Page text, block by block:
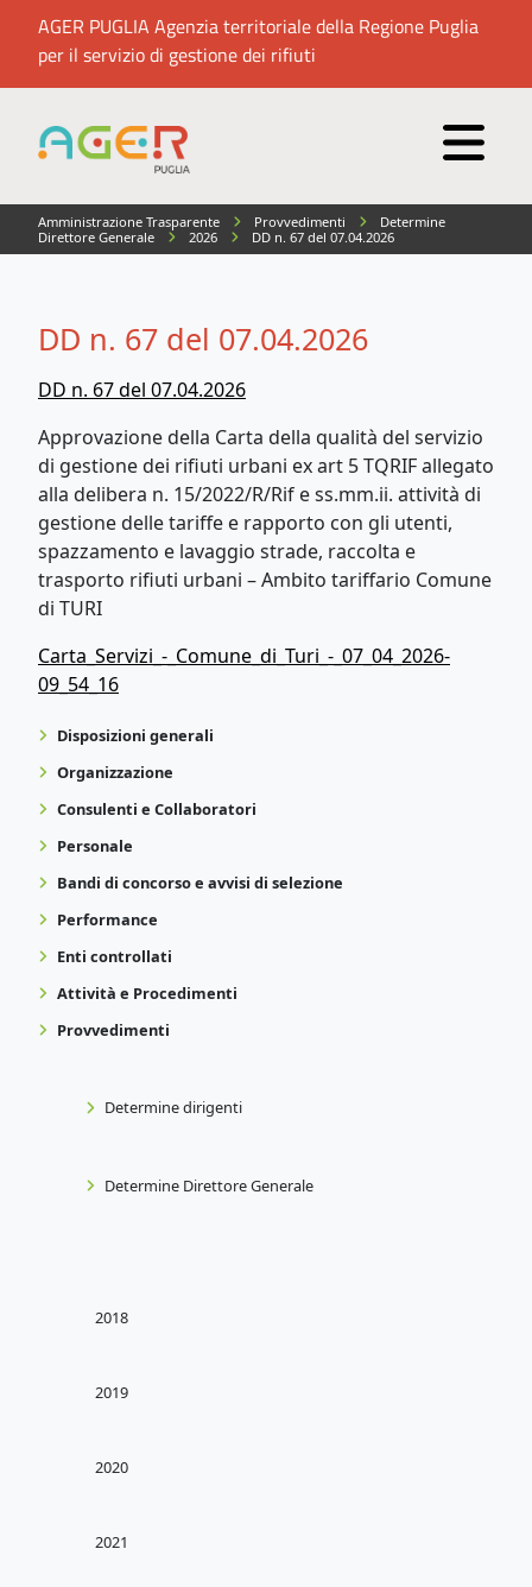
AGER PUGLIA Agenzia territoriale della Regione Puglia
per il servizio di gestione dei rifiuti
Amministrazione Trasparente Provvedimenti
Determine
Direttore Generale
2026 DD n. 67 del 07.04.2026
Disposizioni generali
Organizzazione
Consulenti e Collaboratori
Personale
Bandi di concorso e avvisi di selezione
Performance
Enti controllati
Attività e Procedimenti
Provvedimenti
Determine dirigenti
Determine Direttore Generale
2018
2019
2020
2021
DD n. 67 del 07.04.2026
DD n. 67 del 07.04.2026
Approvazione della Carta della qualità del servizio
di gestione dei rifiuti urbani ex art 5 TQRIF allegato
alla delibera n. 15/2022/R/Rif e ss.mm.ii. attività di
gestione delle tariffe e rapporto con gli utenti,
spazzamento e lavaggio strade, raccolta e
trasporto rifiuti urbani – Ambito tariffario Comune
di TURI
Carta_Servizi_-_Comune_di_Turi_-_07_04_2026-
09_54_16